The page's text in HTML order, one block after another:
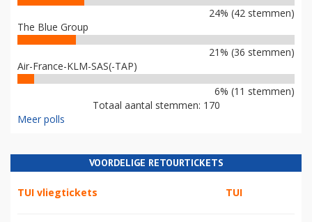
24% (42 stemmen)
The Blue Group
21% (36 stemmen)
Air-France-KLM-SAS(-TAP)
6% (11 stemmen)
Totaal aantal stemmen: 170
Meer polls
VOORDELIGE RETOURTICKETS
TUI vliegtickets TUI